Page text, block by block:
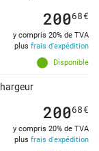
Disponible
20068€
y compris 20% de TVA
plus frais d'expédition
20068€
y compris 20% de TVA
plus frais d'expédition